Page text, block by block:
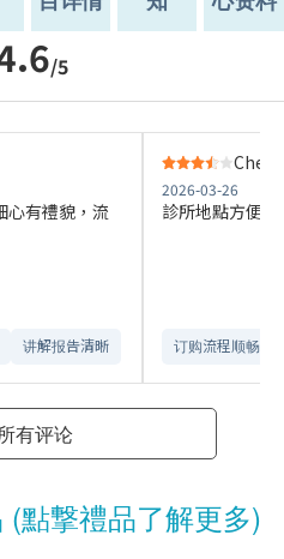
/5
心有禮貌，流
讲解报告清晰​
2026-03-26
診所地點方便
订购流程顺畅
有评论
點撃禮品了解更多)